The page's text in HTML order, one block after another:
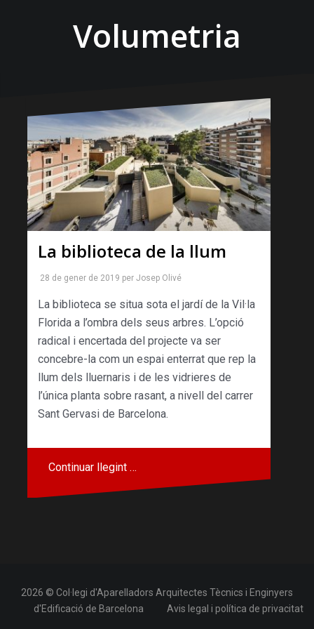
Volumetria
La biblioteca de la llum
28 de gener de 2019 per Josep Olivé
La biblioteca se situa sota el jardí de la Vil·la
Florida a l’ombra dels seus arbres. L’opció
radical i encertada del projecte va ser
concebre-la com un espai enterrat que rep la
llum dels lluernaris i de les vidrieres de
l’única planta sobre rasant, a nivell del carrer
Sant Gervasi de Barcelona.
Continuar llegint …
2026 © Col·legi d'Aparelladors Arquitectes Tècnics i Enginyers
d'Edificació de Barcelona
Avis legal i política de privacitat